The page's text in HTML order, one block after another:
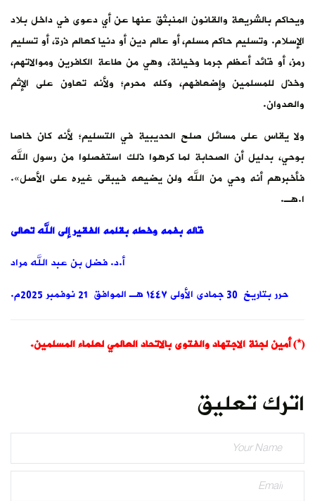
ويحاكم بالشريعة والقانون المنبثق عنها عن أي دعوى في داخل بلاد
الإسلام. وتسليم حاكم مسلم، أو عالم دين أو دنيا كعالم ذرة، أو تسليم
رمز، أو قائد أعظم جرما وخيانة، وهي من طاعة الكافرين وموالاتهم،
وخذل للمسلمين وإضعافهم، وكله محرم؛ ولأنه تعاون على الإثم
والعدوان.
ولا يقاس على مسائل صلح الحديبية في التسليم؛ لأنه كان خاصا
بوحي، بدليل أن الصحابة لما كرهوا ذلك استفصلوا من رسول الله
فأخبرهم أنه وحي من الله ولن يضيعه فيبقى غيره على الأصل».
ا.هـ.
قاله بفمه وخطه بقلمه الفقير إلى الله تعالى
أ.د. فضل بن عبد الله مراد
حرر بتاريخ 30 جمادى الأولى ١٤٤٧ هـ الموافق 21 نوفمبر 2025م.
(*) أمين لجنة الاجتهاد والفتوى بالاتحاد العالمي لعلماء المسلمين.
اترك تعليق